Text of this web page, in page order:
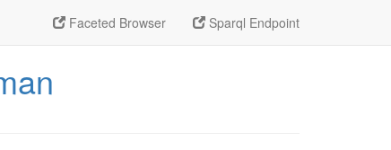
Faceted Browser Sparql Endpoint